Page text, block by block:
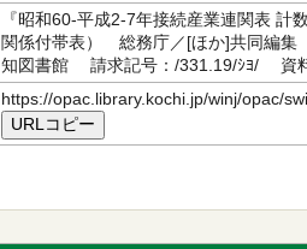
『昭和60-平成2-7年接続産業連関表
関係付帯表） 総務庁／[ほか]共同編
知図書館 請求記号：/331.19/ｼﾖ/ 資
https://opac.library.kochi.jp/winj/opac/
URLコピー